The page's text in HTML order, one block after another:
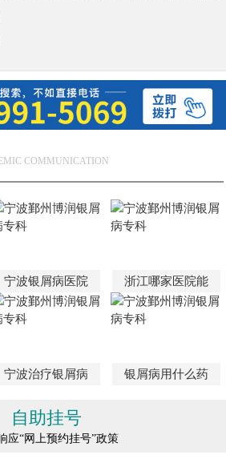
COMMUNICATION
宁波银屑病医院 浙江哪家医院能
宁波治疗银屑病 银屑病用什么药
自助挂号
应“网上预约挂号”政策